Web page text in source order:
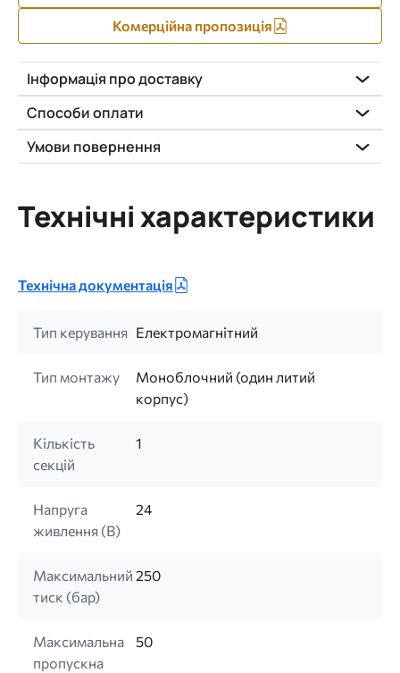
Комерційна пропозиція
Інформація про доставку
Способи оплати
Умови повернення
Технічні характеристики
Технічна документація
Тип керування Електромагнітний
Тип монтажу
Моноблочний (один литий
корпус)
Кількість
секцій
1
Напруга
живлення (B)
24
Максимальний
тиск (бар)
250
Максимальна
пропускна
50